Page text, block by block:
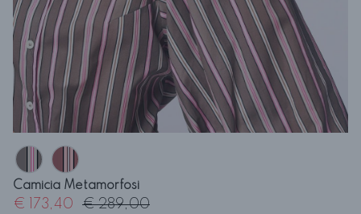
Camicia Metamorfosi
€ 173,40 € 289,00